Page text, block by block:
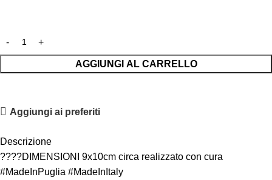
AGGIUNGI AL CARRELLO
Aggiungi ai preferiti
Descrizione
????DIMENSIONI 9x10cm circa realizzato con cura
#MadeInPuglia #MadeInItaly